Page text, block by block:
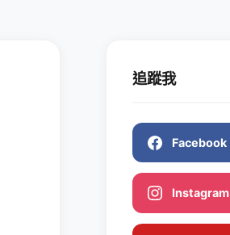
追蹤我
Facebook
Instagram